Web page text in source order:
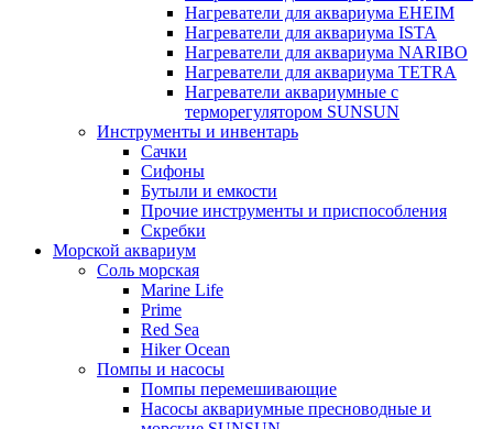
Нагреватели для аквариума EHEIM
Нагреватели для аквариума ISTA
Нагреватели для аквариума NARIBO
Нагреватели для аквариума TETRA
Нагреватели аквариумные с
терморегулятором SUNSUN
Инструменты и инвентарь
Сачки
Сифоны
Бутыли и емкости
Прочие инструменты и приспособления
Скребки
Морской аквариум
Соль морская
Marine Life
Prime
Red Sea
Hiker Ocean
Помпы и насосы
Помпы перемешивающие
Насосы аквариумные пресноводные и